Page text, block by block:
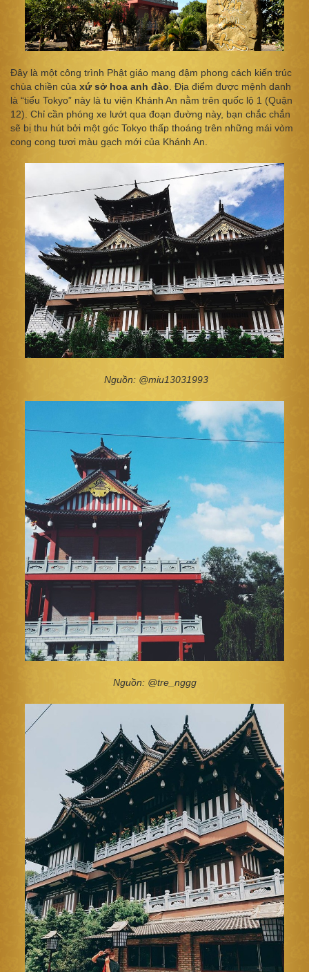
Đây là một công trình Phật giáo mang đậm phong cách kiến trúc
chùa chiền của xứ sở hoa anh đào . Địa điểm được mệnh danh
là “tiểu Tokyo” này là tu viện Khánh An nằm trên quốc lộ 1 (Quận
12). Chỉ cần phóng xe lướt qua đoạn đường này, bạn chắc chắn
sẽ bị thu hút bởi một góc Tokyo thấp thoáng trên những mái vòm
cong cong tươi màu gạch mới của Khánh An.
Nguồn: @miu13031993
Nguồn: @tre_nggg